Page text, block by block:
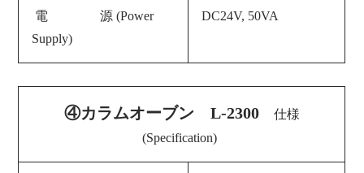
電 源 (Power
Supply)
DC24V, 50VA
④カラムオーブン L-2300
仕様
(Specification)